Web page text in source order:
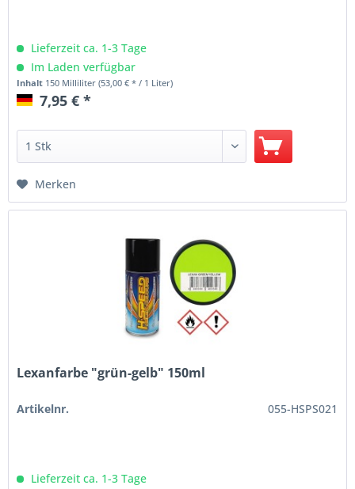
Lieferzeit ca. 1-3 Tage
Im Laden verfügbar
Inhalt 150 Milliliter(53,00 € * / 1 Liter)
7,95 € *
Merken
Lexanfarbe "grün-gelb" 150ml
Artikelnr. 055-HSPS021
Lieferzeit ca. 1-3 Tage